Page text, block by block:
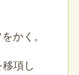
かく。
項し